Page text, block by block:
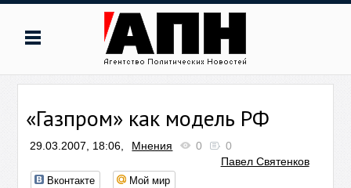
«Газпром» как модель РФ
29.03.2007, 18:06, Мнения 0
0
Павел Святенков
Вконтакте Мой мир